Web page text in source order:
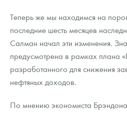
Теперь же мы находимся на
последние шесть месяцев
Салман начал эти изменения.
предусмотрена в рамках плана
разработанного для снижения
нефтяных доходов.
По мнению экономиста